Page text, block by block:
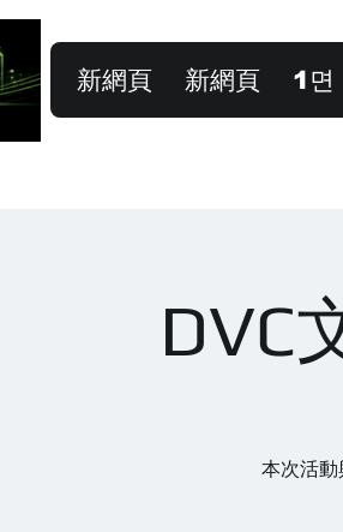
新網頁 新網頁 1면
DVC
本次活